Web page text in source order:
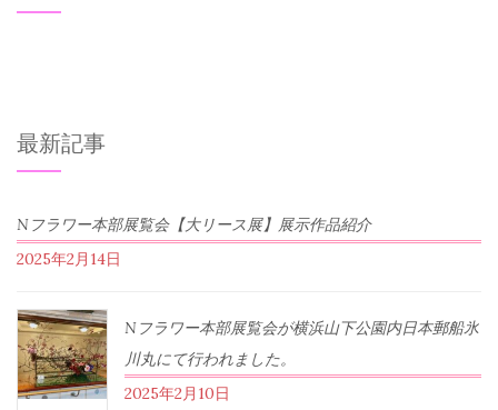
最新記事
Nフラワー本部展覧会【大リース展】展示作品紹介
2025年2月14日
Nフラワー本部展覧会が横浜山下公園内日本郵船氷
川丸にて行われました。
2025年2月10日